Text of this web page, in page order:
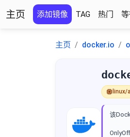
主页 添加镜像 TAG 热门
主页 docker.io
linux/
该